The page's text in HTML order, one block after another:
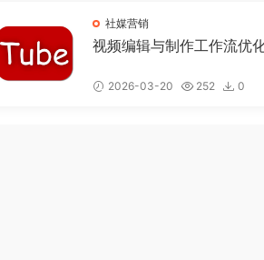
社媒营销
视频编辑与制作工作流优
的完整流程
2026-03-20 252 0